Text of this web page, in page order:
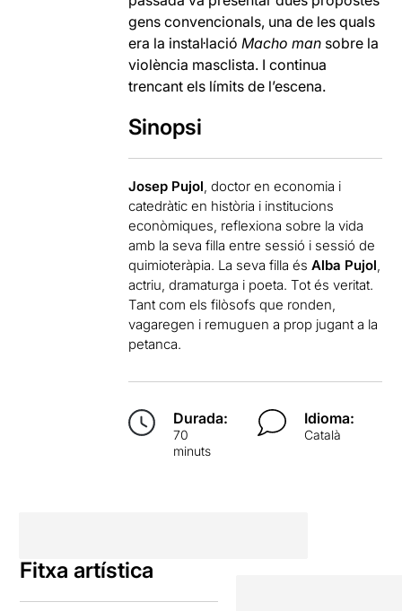
gens convencionals, una de les quals
era la instal·lacióMacho man sobre la
violència masclista. I continua
trencant els límits de l’escena.
Sinopsi
Josep Pujol, doctor en economia i
catedràtic en història i institucions
econòmiques, reflexiona sobre la vida
amb la seva filla entre sessió i sessió de
quimioteràpia. La seva filla ésAlba Pujol,
actriu, dramaturga i poeta. Tot és veritat.
Tant com els filòsofs que ronden,
vagaregen i remuguen a prop jugant a la
petanca.
Durada:
70
minuts
Idioma:
Català
Fitxa artística